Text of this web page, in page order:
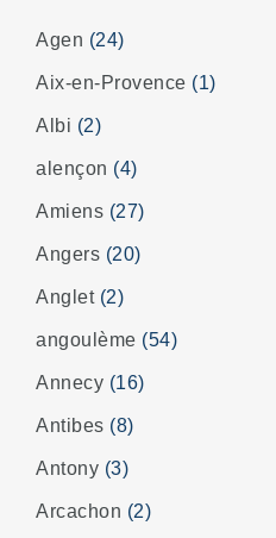
Agen (24)
Aix-en-Provence (1)
Albi (2)
alençon (4)
Amiens (27)
Angers (20)
Anglet (2)
angoulème (54)
Annecy (16)
Antibes (8)
Antony (3)
Arcachon (2)